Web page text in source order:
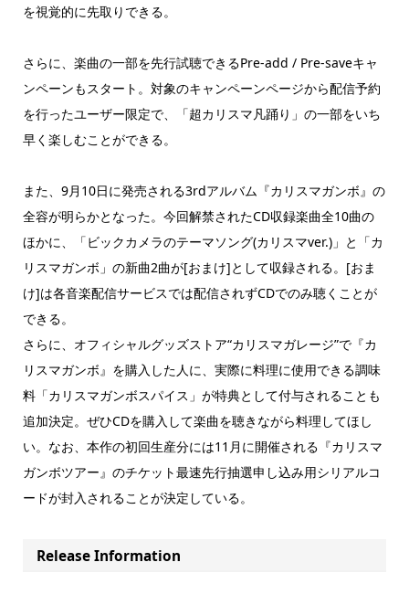
を視覚的に先取りできる。
さらに、楽曲の一部を先行試聴できるPre-add / Pre-saveキャ
ンペーンもスタート。対象のキャンペーンページから配信予約
を行ったユーザー限定で、「超カリスマ凡踊り」の一部をいち
早く楽しむことができる。
また、9月10日に発売される3rdアルバム『カリスマガンボ』の
全容が明らかとなった。今回解禁されたCD収録楽曲全10曲の
ほかに、「ビックカメラのテーマソング(カリスマver.)」と「カ
リスマガンボ」の新曲2曲が[おまけ]として収録される。[おま
け]は各音楽配信サービスでは配信されずCDでのみ聴くことが
できる。
さらに、オフィシャルグッズストア“カリスマガレージ”で『カ
リスマガンボ』を購入した人に、実際に料理に使用できる調味
料「カリスマガンボスパイス」が特典として付与されることも
追加決定。ぜひCDを購入して楽曲を聴きながら料理してほし
い。なお、本作の初回生産分には11月に開催される『カリスマ
ガンボツアー』のチケット最速先行抽選申し込み用シリアルコ
ードが封入されることが決定している。
Release Information